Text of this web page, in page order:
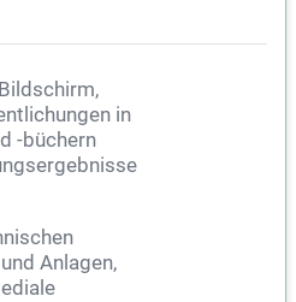
in
-büchern
Anlagen,